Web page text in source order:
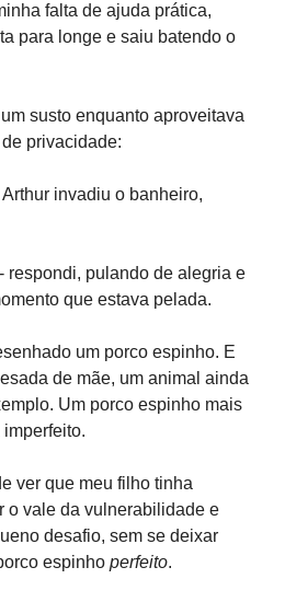
falta de ajuda prática,
para longe e saiu batendo o
susto enquanto aproveitava
privacidade:
invadiu o banheiro,
respondi, pulando de alegria e
que estava pelada.
um porco espinho. E
de mãe, um animal ainda
Um porco espinho mais
ver que meu filho tinha
o vale da vulnerabilidade e
desafio, sem se deixar
espinho perfeito.